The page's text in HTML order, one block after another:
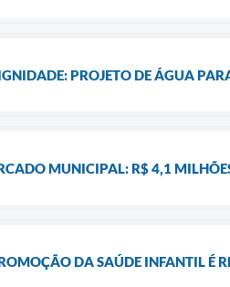
PROJETO DE ÁGUA
MUNICIPAL: R$ 4,1
DA SAÚDE INFANTIL